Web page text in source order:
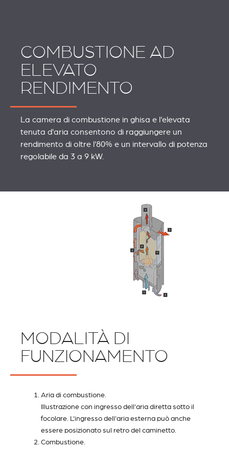
COMBUSTIONE AD
ELEVATO
RENDIMENTO
La camera di combustione in ghisa e l'elevata
tenuta d'aria consentono di raggiungere un
rendimento di oltre l'80% e un intervallo di potenza
regolabile da 3 a 9 kW.
MODALITÀ DI
FUNZIONAMENTO
Aria di combustione.
Illustrazione con ingresso dell'aria diretta sotto il
focolare. L'ingresso dell'aria esterna può anche
essere posizionato sul retro del caminetto.
Combustione.